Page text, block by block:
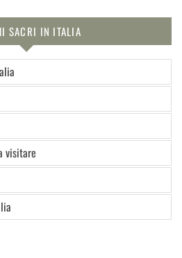
SACRI IN ITALIA
visitare